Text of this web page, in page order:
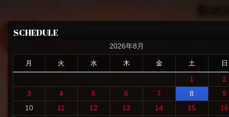
SCHEDULE
2026年8月
月 火 水 木 金 土 日
1
2
3
4 5 6 7 8
9
10
11 12 13 14 15
16